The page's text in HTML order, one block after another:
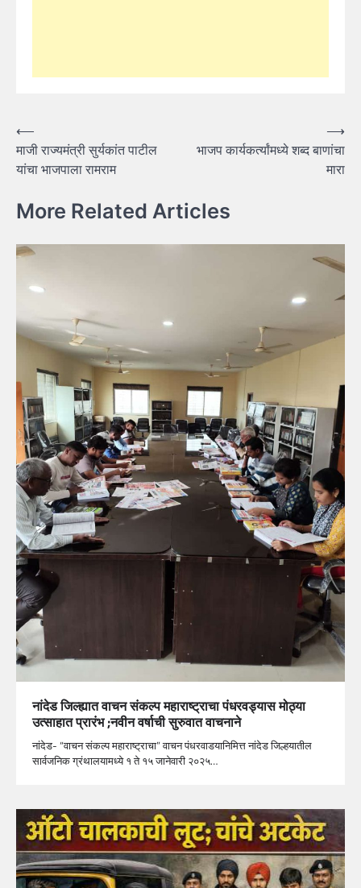
Post
navigation
⟵
माजी राज्यमंत्री सुर्यकांत पाटील
यांचा भाजपाला रामराम
भाजप कार्यकर्त्यांमध्ये शब्द बाणांचा
मारा
⟶
More Related Articles
नांदेड जिल्ह्यात वाचन संकल्प महाराष्ट्राचा पंधरवड्यास मोठ्या
उत्साहात प्रारंभ ;नवीन वर्षाची सुरुवात वाचनाने
नांदेड- “वाचन संकल्प महाराष्ट्राचा” वाचन पंधरवाडयानिमित्त नांदेड जिल्हयातील
सार्वजनिक ग्रंथालयामध्ये १ ते १५ जानेवारी २०२५…